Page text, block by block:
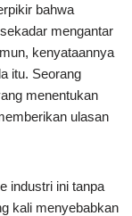
bahwa
mengantar
kenyataannya
itu. Seorang
menentukan
ulasan
industri ini tanpa
kali menyebabkan